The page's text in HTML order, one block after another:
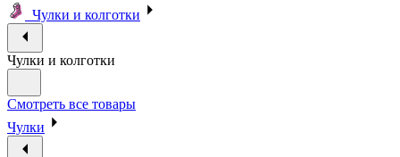
Чулки и колготки
Чулки и колготки
Смотреть все товары
Чулки